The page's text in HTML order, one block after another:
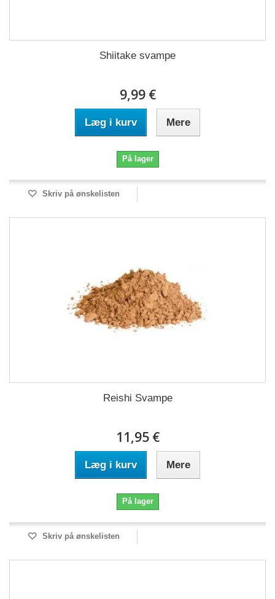
Shiitake svampe
9,99 €
Læg i kurv Mere
På lager
Skriv på ønskelisten
Reishi Svampe
11,95 €
Læg i kurv Mere
På lager
Skriv på ønskelisten